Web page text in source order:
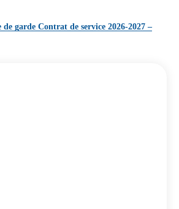
de garde Contrat de service 2026-2027 –